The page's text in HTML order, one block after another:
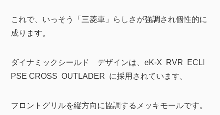
これで、いっそう「三菱車」らしさが強調され個性的に
成ります。
ダイナミックシールド デザインは、eK-X RVR ECLI
PSE CROSS OUTLADER に採用されています。
フロントグリルを縦方向に協調するメッキモールです。